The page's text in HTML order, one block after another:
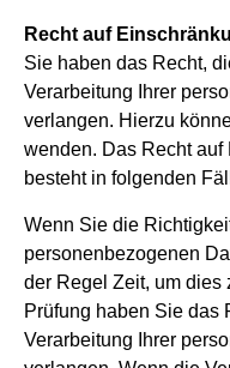
Recht auf
Sie haben das Recht,
Verarbeitung Ihrer
verlangen. Hierzu
wenden. Das Recht auf
besteht in folgenden
Wenn Sie die
personenbezogenen
der Regel Zeit, um dies
Prüfung haben Sie das
Verarbeitung Ihrer